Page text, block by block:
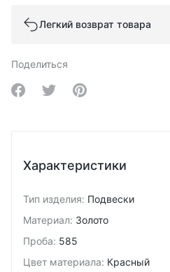
Легкий возврат товара
Поделиться
Share on Facebook
Share on Twitter
Share on Pinterest
Характеристики
Тип изделия: Подвески
Материал: Золото
Проба: 585
Цвет материала: Красный